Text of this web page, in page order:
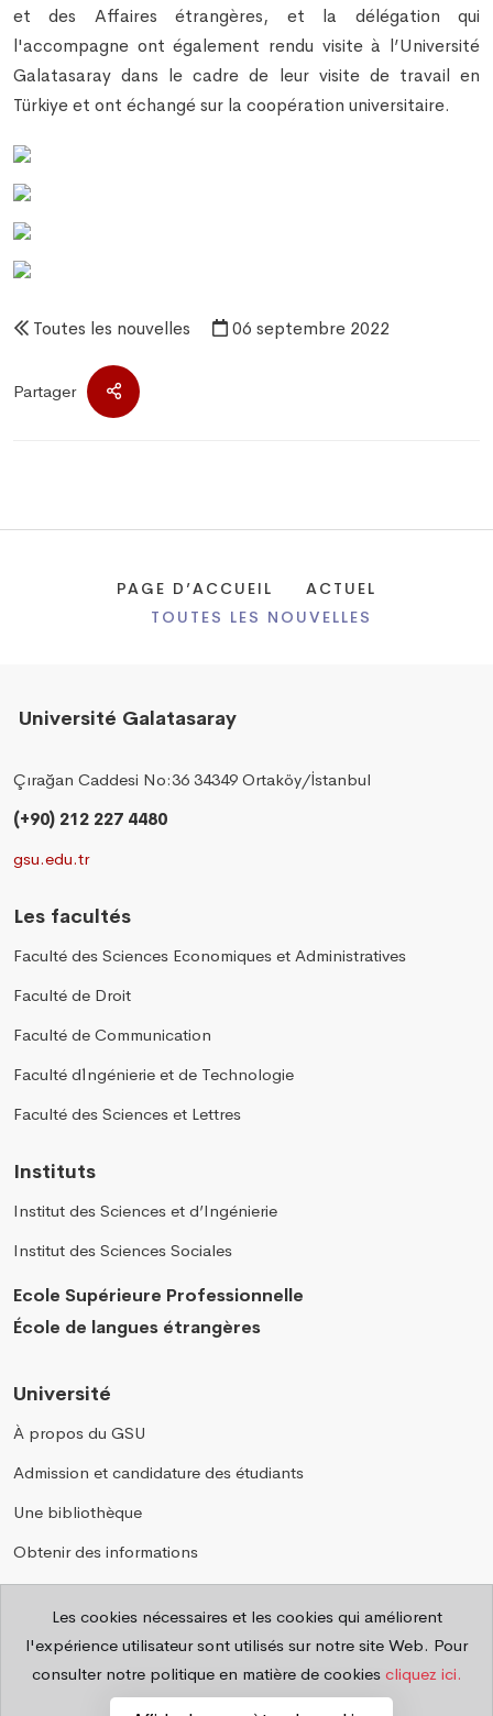
et des Affaires étrangères, et la délégation qui
l'accompagne ont également rendu visite à l’Université
Galatasaray dans le cadre de leur visite de travail en
Türkiye et ont échangé sur la coopération universitaire.
Toutes les nouvelles 06 septembre 2022
Partager
PAGE D’ACCUEIL
ACTUEL
TOUTES LES NOUVELLES
Université Galatasaray
Çırağan Caddesi No:36 34349 Ortaköy/İstanbul
(+90) 212 227 4480
gsu.edu.tr
Les facultés
Faculté des Sciences Economiques et Administratives
Faculté de Droit
Faculté de Communication
Faculté d´Ingénierie et de Technologie
Faculté des Sciences et Lettres
Instituts
Institut des Sciences et d’Ingénierie
Institut des Sciences Sociales
Ecole Supérieure Professionnelle
École de langues étrangères
Université
À propos du GSU
Admission et candidature des étudiants
Une bibliothèque
Obtenir des informations
Annuaire téléphonique
Confidentialité
Les cookies nécessaires et les cookies qui améliorent
l'expérience utilisateur sont utilisés sur notre site Web. Pour
consulter notre politique en matière de cookies cliquez ici.